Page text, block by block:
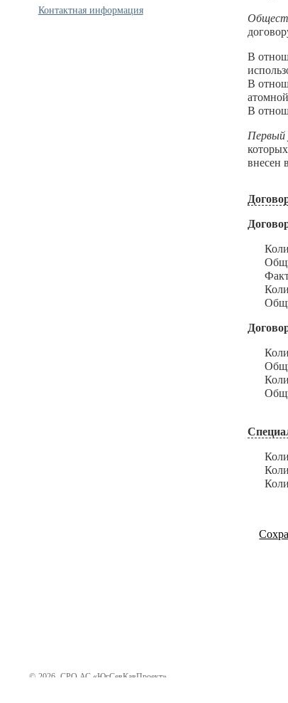
Контактная информация
В
В
В
Первый
внесен
Общий
Общий
Общий
Общий
© 2026 СРО АС «ЮгСевКавПроект»